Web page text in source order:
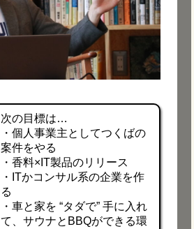
次の目標は…
・個人事業主としてつくばの
案件をやる
・香料×IT製品のリリース
・ITかコンサル系の企業を作
る
・車と家を “タダで” 手に入れ
て、サウナとBBQができる環